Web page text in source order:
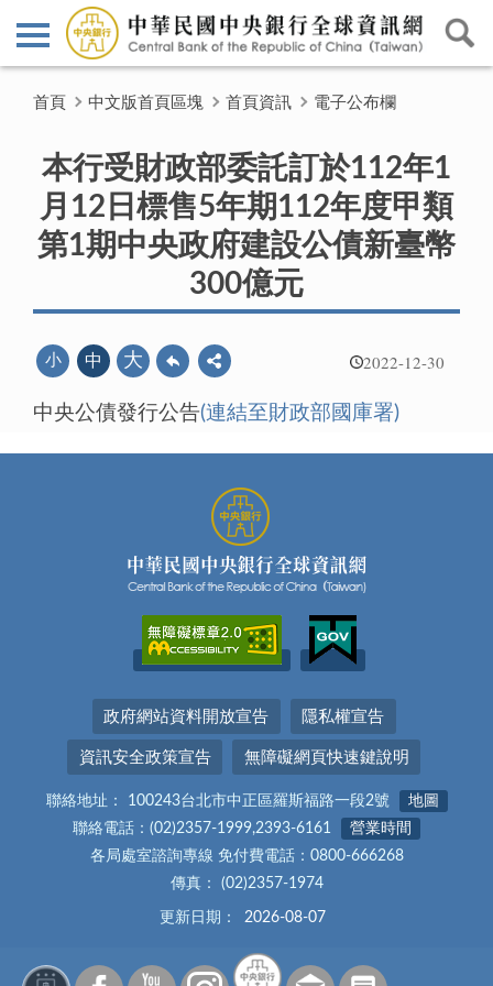
首頁 中文版首頁區塊 首頁資訊 電子公布欄
本行受財政部委託訂於112年1
月12日標售5年期112年度甲類
第1期中央政府建設公債新臺幣
300億元
2022-12-30
小 中 大
中央公債發行公告(連結至財政部國庫署)
政府網站資料開放宣告 隱私權宣告
資訊安全政策宣告 無障礙網頁快速鍵說明
聯絡地址： 100243台北市中正區羅斯福路一段2號
地圖
聯絡電話：(02)2357-1999,2393-6161
營業時間
各局處室諮詢專線 免付費電話：0800-666268
傳真： (02)2357-1974
更新日期： 2026-08-07